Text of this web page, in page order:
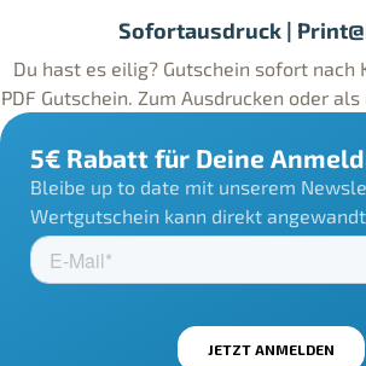
Sofortausdruck |
Du hast es eilig? Gutschein sofort nach
PDF Gutschein. Zum Ausdrucken oder
5€ Rabatt für Deine
Bleibe up to date mit unserem
Wertgutschein kann direkt